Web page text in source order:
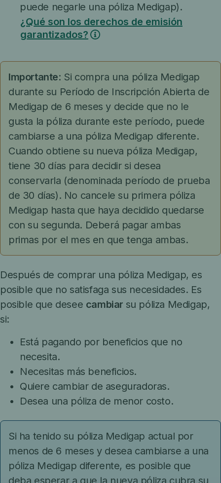
puede negarle una póliza Medigap).
¿Qué son los derechos de emisión
garantizados?
Importante: Si compra una póliza Medigap
durante su Período de Inscripción Abierta de
Medigap de 6 meses y decide que no le
gusta la póliza durante este período, puede
cambiarse a una póliza Medigap diferente.
Cuando obtiene su nueva póliza Medigap,
tiene 30 días para decidir si desea
conservarla (denominada período de prueba
de 30 días). No cancele su primera póliza
Medigap hasta que haya decidido quedarse
con su segunda. Deberá pagar ambas
primas por el mes en que tenga ambas.
Después de comprar una póliza Medigap, es
posible que no satisfaga sus necesidades. Es
posible que desee cambiar su póliza Medigap,
si:
Está pagando por beneficios que no
necesita.
Necesitas más beneficios.
Quiere cambiar de aseguradoras.
Desea una póliza de menor costo.
Si ha tenido su póliza Medigap actual por
menos de 6 meses y desea cambiarse a una
póliza Medigap diferente, es posible que
deba esperar a que la nueva póliza cubra su